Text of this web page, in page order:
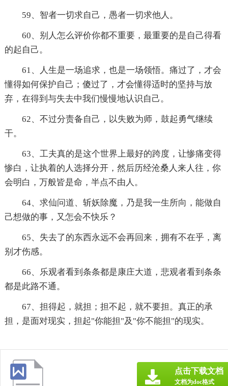
59、智者一切求自己，愚者一切求他人。
60、别人怎么评价你都不重要，最重要的是自己得看
的起自己。
61、人生是一场追求，也是一场领悟。痛过了，才会
懂得如何保护自己；傻过了，才会懂得适时的坚持与放
弃，在得到与失去中我们慢慢地认识自己。
62、不过分责备自己，以失败为师，鼓起勇气继续
干。
63、工夫真的是这个世界上最好的跨度，让惨痛变得
惨白，让执着的人选择分开，然后历经沧桑人来人往，你
会明白，万般皆是命，半点不由人。
64、求仙问道、斩妖除魔，乃是我一生所向，能做自
己想做的事，又怎会不快乐？
65、失去了的东西永远不会再回来，拥有不在乎，离
别才伤感。
66、乐观者看到条条都是康庄大道，悲观者看到条条
都是此路不通。
67、担得起，就担；担不起，就不要担。真正的承
担，是面对现实，担起"你能担"及"你不能担"的现实。
点击下载文档
文档为doc格式